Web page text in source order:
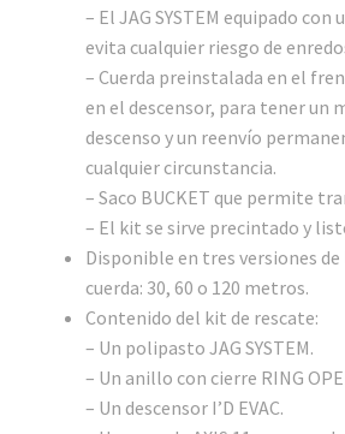
– El JAG SYSTEM equipado
evita cualquier riesgo de
– Cuerda preinstalada en el
en el descensor, para tener un
descenso y un reenvío
cualquier circunstancia.
– Saco BUCKET que permite
– El kit se sirve precintado y
Disponible en tres versiones
cuerda: 30, 60 o 120 metros.
Contenido del kit de rescate:
– Un polipasto JAG SYSTEM.
– Un anillo con cierre RING
– Un descensor I’D EVAC.